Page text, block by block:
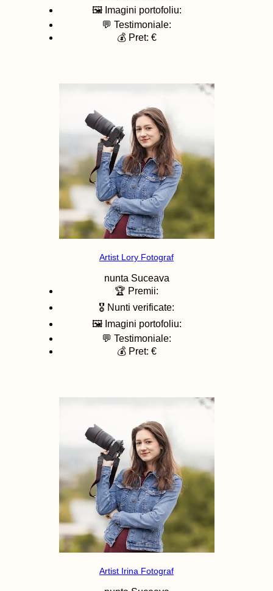
🖼️ Imagini portofoliu:
💬 Testimoniale:
💰 Pret: €
Artist Lory Fotograf
nunta Suceava
🏆 Premii:
🎖️ Nunti verificate:
🖼️ Imagini portofoliu:
💬 Testimoniale:
💰 Pret: €
Artist Irina Fotograf